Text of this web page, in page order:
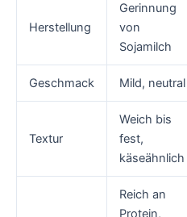
Herstellung
Gerinnung
von
Sojamilch
Geschmack Mild, neutral
Textur
Weich bis
fest,
käseähnlich
Reich an
Protein,